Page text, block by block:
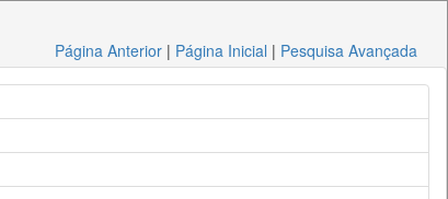
Página Anterior | Página Inicial | Pesquisa Avançada